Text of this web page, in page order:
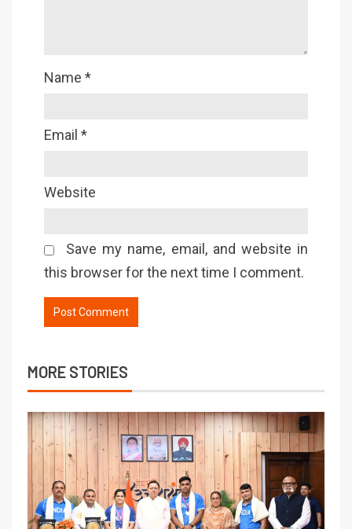
Name *
Email *
Website
Save my name, email, and website in
this browser for the next time I comment.
MORE STORIES